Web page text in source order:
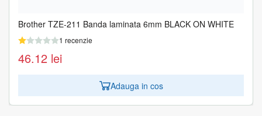
Brother TZE-211 Banda laminata 6mm BLACK ON WHITE
1 recenzie
46.12 lei
Adauga in cos